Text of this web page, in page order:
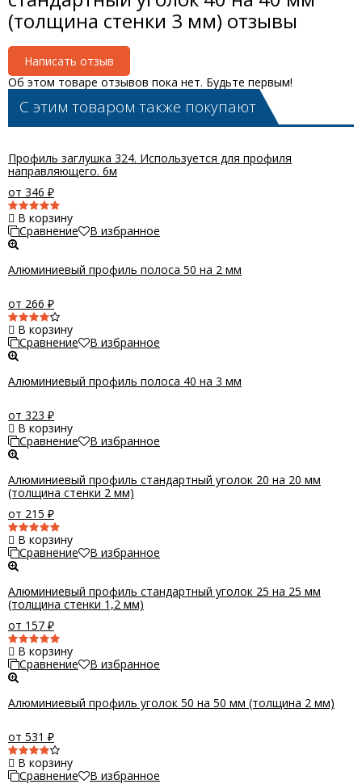
(толщина стенки 3 мм) отзывы
Написать отзыв
Об этом товаре отзывов пока нет. Будьте первым!
С этим товаром также покупают
Профиль заглушка 324. Используется для профиля
направляющего. 6м
от 346 ₽
В корзину
Сравнение
В избранное
Алюминиевый профиль полоса 50 на 2 мм
от 266 ₽
В корзину
Сравнение
В избранное
Алюминиевый профиль полоса 40 на 3 мм
от 323 ₽
В корзину
Сравнение
В избранное
Алюминиевый профиль стандартный уголок 20 на 20 мм
(толщина стенки 2 мм)
от 215 ₽
В корзину
Сравнение
В избранное
Алюминиевый профиль стандартный уголок 25 на 25 мм
(толщина стенки 1,2 мм)
от 157 ₽
В корзину
Сравнение
В избранное
Алюминиевый профиль уголок 50 на 50 мм (толщина 2 мм)
от 531 ₽
В корзину
Сравнение
В избранное